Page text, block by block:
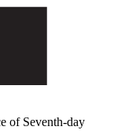
of Seventh-day